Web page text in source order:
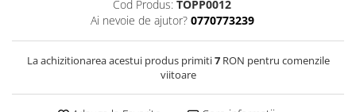
Bijuterii opal
Bijuterii peridot
Cod Produs: TOPP0012
Ai nevoie de ajutor? 0770773239
La achizitionarea acestui produs primiti7RON pentru comenzile
viitoare